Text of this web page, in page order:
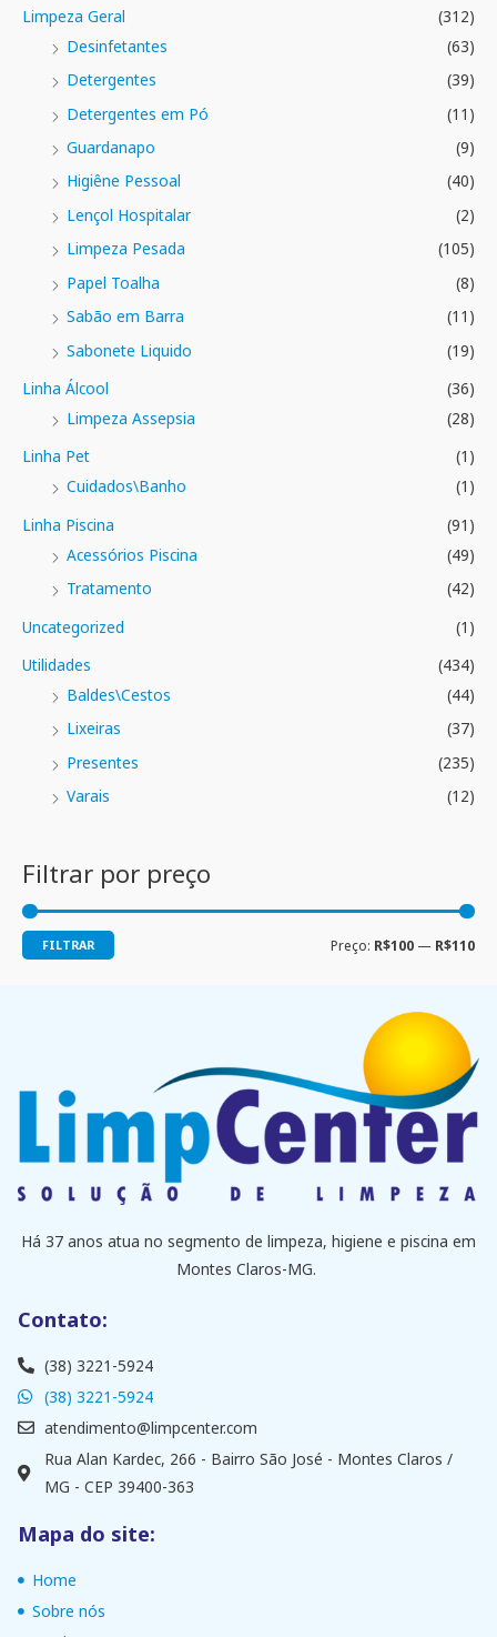
Limpeza Geral
(312)
Desinfetantes
(63)
Detergentes
(39)
Detergentes em Pó
(11)
Guardanapo
(9)
Higiêne Pessoal
(40)
Lençol Hospitalar
(2)
Limpeza Pesada
(105)
Papel Toalha
(8)
Sabão em Barra
(11)
Sabonete Liquido
(19)
Linha Álcool
(36)
Limpeza Assepsia
(28)
Linha Pet
(1)
Cuidados\Banho
(1)
Linha Piscina
(91)
Acessórios Piscina
(49)
Tratamento
(42)
Uncategorized
(1)
Utilidades
(434)
Baldes\Cestos
(44)
Lixeiras
(37)
Presentes
(235)
Varais
(12)
Filtrar por preço
FILTRAR Preço: R$100 — R$110
Há 37 anos atua no segmento de limpeza, higiene e piscina em
Montes Claros-MG.
Contato:
(38) 3221-5924
(38) 3221-5924
atendimento@limpcenter.com
Rua Alan Kardec, 266 - Bairro São José - Montes Claros /
MG - CEP 39400-363
Mapa do site:
Home
Sobre nós